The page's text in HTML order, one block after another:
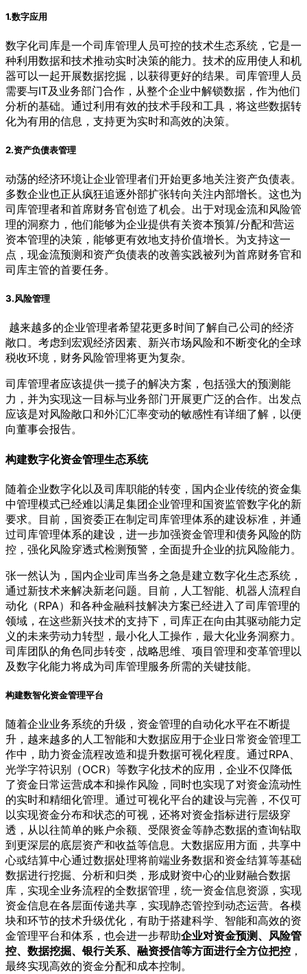
1.数字应用
数字化司库是一个司库管理人员可控的技术生态系统，它是一
种利用数据和技术推动实时决策的能力。技术的应用使人和机
器可以一起开展数据挖掘，以获得更好的结果。司库管理人员
需要与IT及业务部门合作，从整个企业中解锁数据，作为他们
分析的基础。通过利用有效的技术手段和工具，将这些数据转
化为有用的信息，支持更为实时和高效的决策。
2.资产负债表管理
动荡的经济环境让企业管理者们开始更多地关注资产负债表。
多数企业也正从疯狂追逐外部扩张转向关注内部增长。这也为
司库管理者和首席财务官创造了机会。出于对现金流和风险管
理的洞察力，他们能够为企业提供有关资本预算/分配和营运
资本管理的决策，能够更有效地支持价值增长。为支持这一
点，现金流预测和资产负债表的改善实践被列为首席财务官和
司库主管的首要任务。
3.风险管理
越来越多的企业管理者希望花更多时间了解自己公司的经济
敞口。考虑到宏观经济因素、新兴市场风险和不断变化的全球
税收环境，财务风险管理将更为复杂。
司库管理者应该提供一揽子的解决方案，包括强大的预测能
力，并为实现这一目标与业务部门开展更广泛的合作。出发点
应该是对风险敞口和外汇汇率变动的敏感性有详细了解，以便
向董事会报告。
构建数字化资金管理生态系统
随着企业数字化以及司库职能的转变，国内企业传统的资金集
中管理模式已经难以满足集团企业管理和国资监管数字化的新
要求。目前，国资委正在制定司库管理体系的建设标准，并通
过司库管理体系的建设，进一步加强资金管理和债务风险的防
控，强化风险穿透式检测预警，全面提升企业的抗风险能力。
张一然认为，国内企业司库当务之急是建立数字化生态系统，
通过新技术来解决新老问题。目前，人工智能、机器人流程自
动化（RPA）和各种金融科技解决方案已经进入了司库管理的
领域，在这些新兴技术的支持下，司库正在向由其驱动能力定
义的未来劳动力转型，最小化人工操作，最大化业务洞察力。
司库团队的角色同步转变，战略思维、项目管理和变革管理以
及数字化能力将成为司库管理服务所需的关键技能。
构建数智化资金管理平台
随着企业业务系统的升级，资金管理的自动化水平在不断提
升，越来越多的人工智能和大数据应用于企业日常资金管理工
作中，助力资金流程改造和提升数据可视化程度。通过RPA、
光学字符识别（OCR）等数字化技术的应用，企业不仅降低
了资金日常运营成本和操作风险，同时也实现了对资金流动性
的实时和精细化管理。通过可视化平台的建设与完善，不仅可
以实现资金分布和状态的可视，还将对资金指标进行层级穿
透，从以往简单的账户余额、受限资金等静态数据的查询钻取
到更深层的底层资产和收益等信息。大数据应用方面，共享中
心或结算中心通过数据处理将前端业务数据和资金结算等基础
数据进行挖掘、分析和归类，形成财资中心的业财融合数据
库，实现全业务流程的全数据管理，统一资金信息资源，实现
资金信息在各层面传递共享，实现静态管控到动态运营。各模
块和环节的技术升级优化，有助于搭建科学、智能和高效的资
金管理平台和体系，也会进一步帮助企业对资金预测、风险管
控、数据挖掘、银行关系、融资授信等方面进行全方位把控 ，
最终实现高效的资金分配和成本控制。